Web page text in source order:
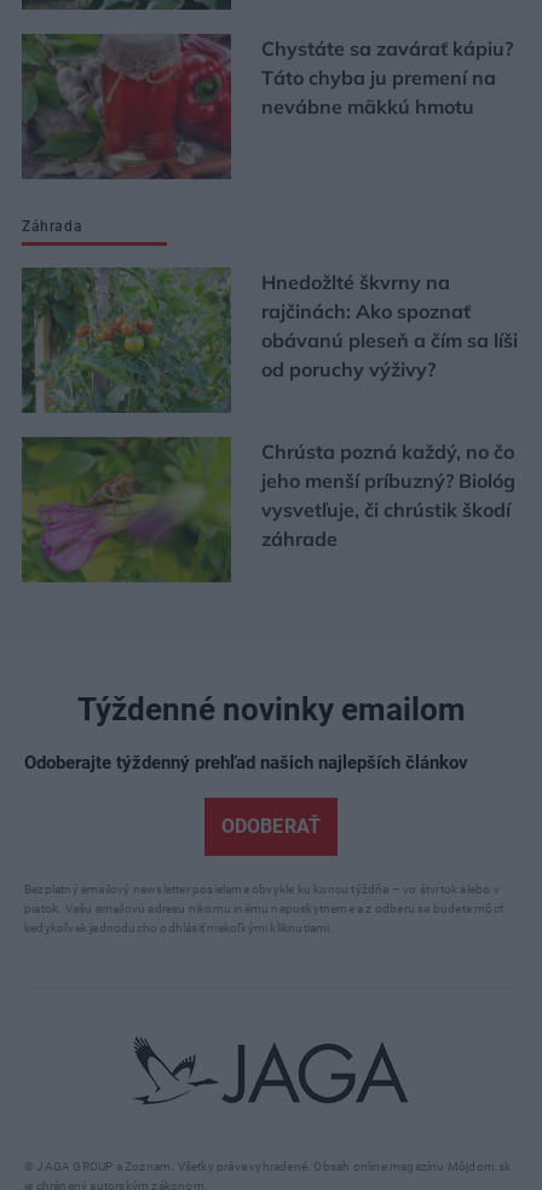
Chystáte sa zavárať kápiu?
Táto chyba ju premení na
nevábne mäkkú hmotu
Záhrada
Hnedožlté škvrny na
rajčinách: Ako spoznať
obávanú pleseň a čím sa líši
od poruchy výživy?
Chrústa pozná každý, no čo
jeho menší príbuzný? Biológ
vysvetľuje, či chrústik škodí
záhrade
© JAGA GROUP a Zoznam. Všetky práva vyhradené. Obsah online magazínu Môjdom.sk
je chránený autorským zákonom.
Týždenné novinky emailom
Odoberajte týždenný prehľad našich najlepších článkov
ODOBERAŤ
Bezplatný emailový newsletter posielame obvykle ku koncu týždňa – vo štvrtok alebo v
piatok. Vašu emailovú adresu nikomu inému neposkytneme a z odberu sa budete môcť
kedykoľvek jednoducho odhlásiť niekoľkými kliknutiami.